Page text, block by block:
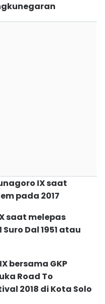
IX saat
pada 2017
saat melepas
Dal 1951 atau
bersama GKP
Road To
2018 di Kota Solo